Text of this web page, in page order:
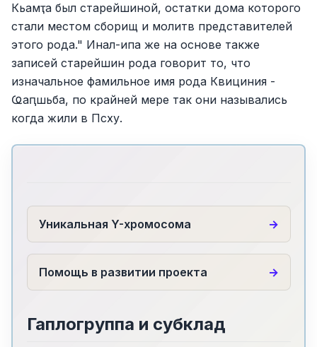
Кьамҭа был старейшиной, остатки дома которого
стали местом сборищ и молитв представителей
этого рода." Инал-ипа же на основе также
записей старейшин рода говорит то, что
изначальное фамильное имя рода Квициния -
Ҩаԥшьба, по крайней мере так они назывались
когда жили в Псху.
Уникальная Y-хромосома
Помощь в развитии проекта
Гаплогруппа и субклад